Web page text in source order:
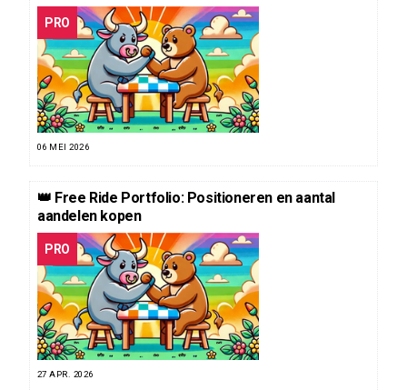
PRO
06 MEI 2026
👑 Free Ride Portfolio: Positioneren en aantal
aandelen kopen
PRO
27 APR. 2026